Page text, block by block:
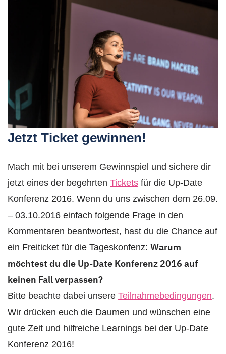
Jetzt Ticket gewinnen!
Mach mit bei unserem Gewinnspiel und sichere dir
jetzt eines der begehrten Tickets für die Up-Date
Konferenz 2016. Wenn du uns zwischen dem 26.09.
– 03.10.2016 einfach folgende Frage in den
Kommentaren beantwortest, hast du die Chance auf
ein Freiticket für die Tageskonfenz: Warum
möchtest du die Up-Date Konferenz 2016 auf
keinen Fall verpassen?
Bitte beachte dabei unsere Teilnahmebedingungen.
Wir drücken euch die Daumen und wünschen eine
gute Zeit und hilfreiche Learnings bei der Up-Date
Konferenz 2016!